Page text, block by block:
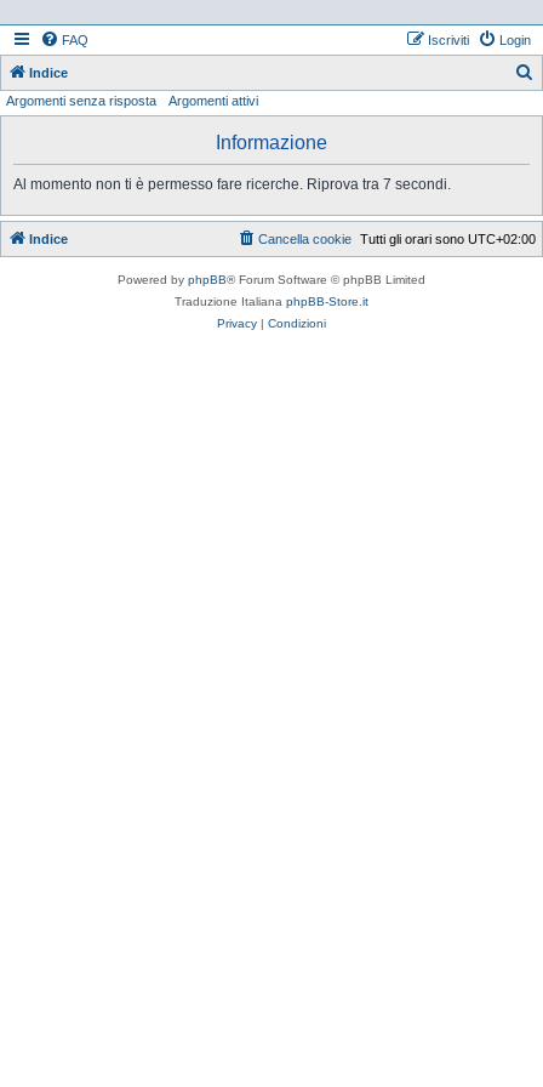
FAQ Login
Iscriviti
Indice
Argomenti senza risposta Argomenti attivi
Informazione
Al momento non ti è permesso fare ricerche. Riprova tra 7 secondi.
Indice Tutti gli orari sono UTC+02:00
Cancella cookie
Powered by phpBB® Forum Software © phpBB Limited
Traduzione Italiana phpBB-Store.it
Privacy | Condizioni